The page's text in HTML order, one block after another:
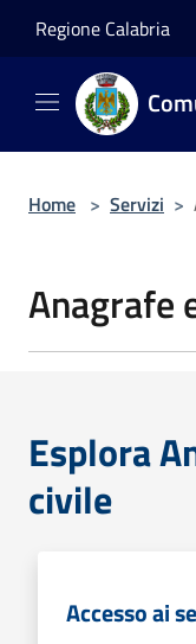
Regione Calabria
Home > Servizi >
Anagrafe
Esplora
civile
Accesso ai